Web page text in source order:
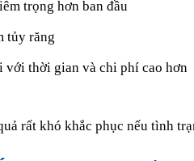
trọng hơn ban đầu
tủy răng
với thời gian và chi phí cao hơn
rất khó khắc phục nếu tình